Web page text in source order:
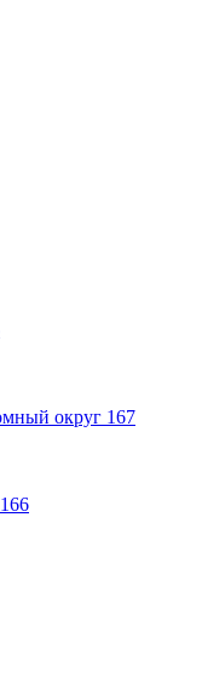
округ 167
166